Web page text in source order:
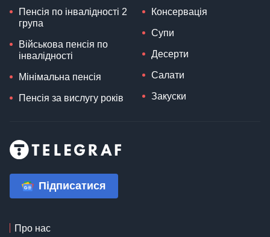
Пенсія по інвалідності 2
група
Військова пенсія по
інвалідності
Мінімальна пенсія
Пенсія за вислугу років
Консервація
Супи
Десерти
Салати
Закуски
Підписатися
Про нас